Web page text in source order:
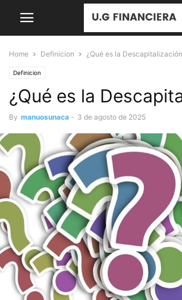
Home Definicion ¿Qué es la
Definicion
¿Qué es la
By manuosunaca - 3 de agosto de 2025